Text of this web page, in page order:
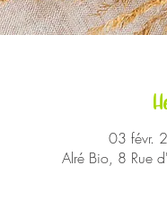
03 févr.
Alré Bio, 8 Rue